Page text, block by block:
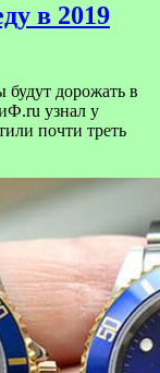
в 2019
дорожать в
узнал у
почти треть